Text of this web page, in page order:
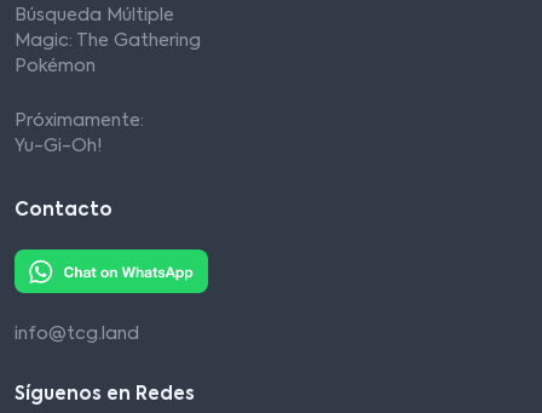
Búsqueda Múltiple
Magic: The Gathering
Pokémon
Próximamente:
Yu-Gi-Oh!
Contacto
info@tcg.land
Síguenos en Redes